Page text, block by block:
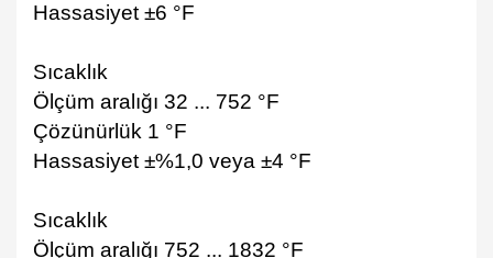
Hassasiyet ±6 °F
Sıcaklık
Ölçüm aralığı 32 ... 752 °F
Çözünürlük 1 °F
Hassasiyet ±%1,0 veya ±4 °F
Sıcaklık
Ölçüm aralığı 752 ... 1832 °F